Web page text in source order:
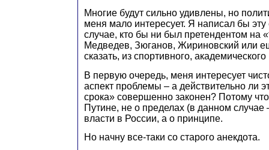
Многие будут сильно удивлены, но
меня мало интересует. Я написал бы
случае, кто бы ни был претендентом на
Медведев, Зюганов, Жириновский или
сказать, из спортивного,
В первую очередь, меня интересует
аспект проблемы – а действительно ли
срока» совершенно законен? Потому
Путине, не о пределах (в данном случае
власти в России, а о принципе.
Но начну все-таки со старого анекдота.